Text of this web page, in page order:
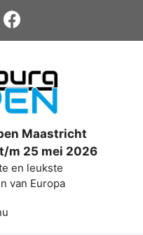
Maastricht
m 25 mei 2026
en leukste
van Europa